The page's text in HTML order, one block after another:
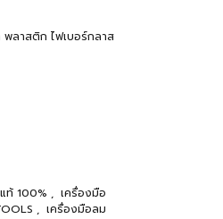
พลาสติก ไฟเบอร์กลาส
ท้ 100% , เครื่องมือ
, เครื่องมือลม